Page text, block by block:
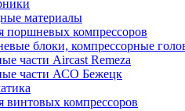
материалы
поршневых компрессоров
блоки, компрессорные
части Aircast Remeza
части АСО Бежецк
винтовых компрессоров